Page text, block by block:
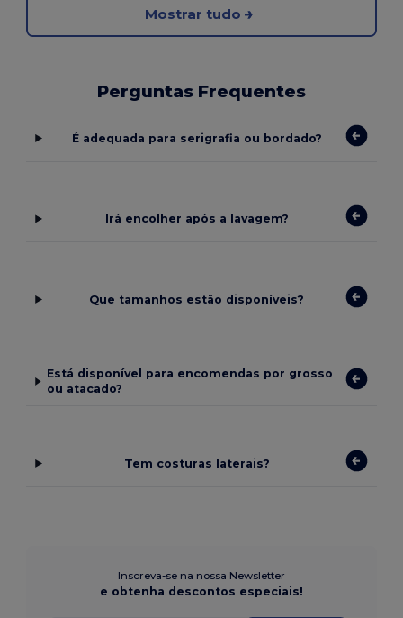
Mostrar tudo
Perguntas Frequentes
É adequada para serigrafia ou bordado?
Irá encolher após a lavagem?
Que tamanhos estão disponíveis?
Está disponível para encomendas por grosso
ou atacado?
Tem costuras laterais?
Inscreva-se na nossa Newsletter
e obtenha descontos especiais!